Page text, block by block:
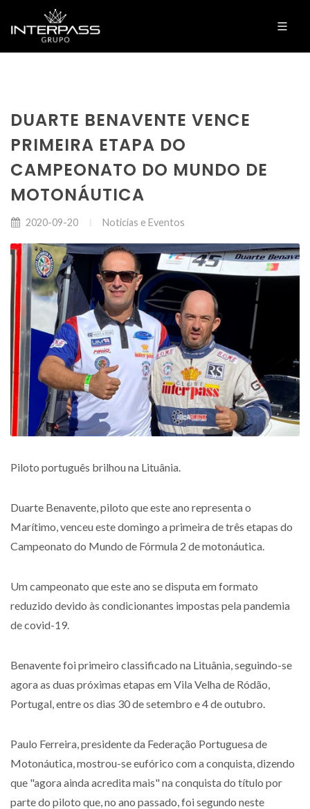
DUARTE BENAVENTE VENCE
PRIMEIRA ETAPA DO
CAMPEONATO DO MUNDO DE
MOTONÁUTICA
2020-09-20 Noticias e Eventos
Piloto português brilhou na Lituânia.
Duarte Benavente, piloto que este ano representa o
Marítimo, venceu este domingo a primeira de três etapas do
Campeonato do Mundo de Fórmula 2 de motonáutica.
Um campeonato que este ano se disputa em formato
reduzido devido às condicionantes impostas pela pandemia
de covid-19.
Benavente foi primeiro classificado na Lituânia, seguindo-se
agora as duas próximas etapas em Vila Velha de Ródão,
Portugal, entre os dias 30 de setembro e 4 de outubro.
Paulo Ferreira, presidente da Federação Portuguesa de
Motonáutica, mostrou-se eufórico com a conquista, dizendo
que "agora ainda acredita mais" na conquista do título por
parte do piloto que, no ano passado, foi segundo neste